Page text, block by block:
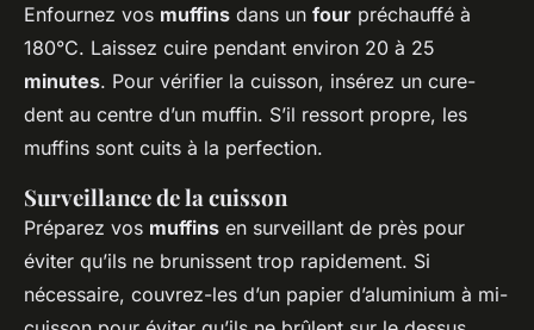
Enfournez vos muffins dans un four préchauffé à
180°C. Laissez cuire pendant environ 20 à 25
minutes. Pour vérifier la cuisson, insérez un cure-
dent au centre d’un muffin. S’il ressort propre, les
muffins sont cuits à la perfection.
Surveillance de la cuisson
Préparez vos muffins en surveillant de près pour
éviter qu’ils ne brunissent trop rapidement. Si
nécessaire, couvrez-les d’un papier d’aluminium à mi-